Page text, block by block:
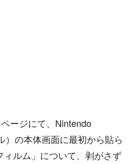
ージにて、Nintendo
）の本体画面に最初から貼ら
ルム」について、剥がさず